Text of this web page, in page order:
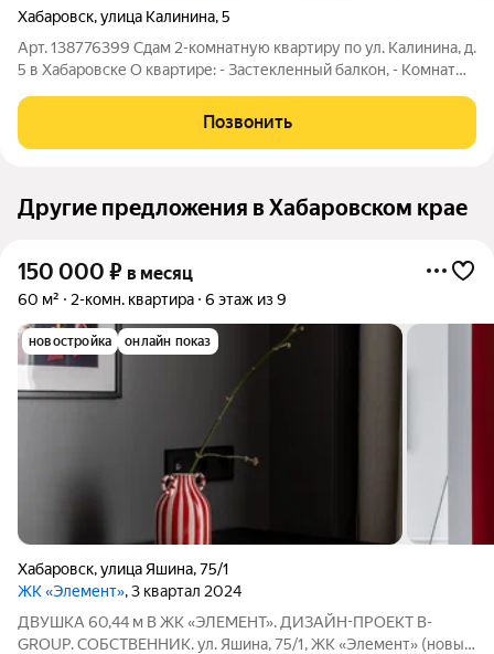
Хабаровск,улица Калинина,5
Арт. 138776399 Сдам 2-комнатную квартиру по ул. Калинина, д.
5 в Хабаровске О квартире: - Застекленный балкон, - Комнаты
Пластиковые окна, - Проведен интернет. О доме: + Лифт, +
Парковка, +
Позвонить
Другие предложения в Хабаровском крае
150 000 ₽ в месяц
60 м² 2-комн. квартира 6 этаж из 9
новостройка онлайн показ
Хабаровск,улица Яшина,75/1
ЖК «Элемент», 3 квартал 2024
ДВУШКА 60,44 м В ЖК «ЭЛЕМЕНТ». ДИЗАЙН-ПРОЕКТ B-
GROUP. СОБСТВЕННИК. ул. Яшина, 75/1, ЖК «Элемент» (новый